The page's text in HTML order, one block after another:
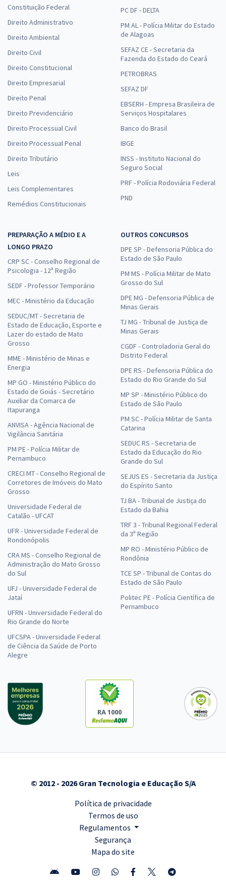
Constituição Federal
Direito Administrativo
Direito Ambiental
Direito Civil
Direito Constitucional
Direito Empresarial
Direito Penal
Direito Previdenciário
Direito Processual Civil
Direito Processual Penal
Direito Tributário
Leis
Leis Complementares
Remédios Constitucionais
PC DF - DELTA
PM AL - Polícia Militar do Estado
de Alagoas
SEFAZ CE - Secretaria da
Fazenda do Estado do Ceará
PETROBRAS
SEFAZ DF
EBSERH - Empresa Brasileira de
Serviços Hospitalares
Banco do Brasil
IBGE
INSS - Instituto Nacional do
Seguro Social
PRF - Polícia Rodoviária Federal
PND
PREPARAÇÃO A MÉDIO E A
LONGO PRAZO
CRP SC - Conselho Regional de
Psicologia - 12ª Região
SEDF - Professor Temporário
MEC - Ministério da Educação
SEDUC/MT - Secretaria de
Estado de Educação, Esporte e
Lazer do estado de Mato
Grosso
MME - Ministério de Minas e
Energia
MP GO - Ministério Público do
Estado de Goiás - Secretário
Auxiliar da Comarca de
Itapuranga
ANVISA - Agência Nacional de
Vigilância Sanitária
PM PE - Polícia Militar de
Pernambuco
CRECI MT - Conselho Regional de
Corretores de Imóveis do Mato
Grosso
Universidade Federal de
Catalão - UFCAT
UFR - Universidade Federal de
Rondonópolis
CRA MS - Conselho Regional de
Administração do Mato Grosso
do Sul
UFJ - Universidade Federal de
Jataí
UFRN - Universidade Federal do
Rio Grande do Norte
UFCSPA - Universidade Federal
de Ciência da Saúde de Porto
Alegre
OUTROS CONCURSOS
DPE SP - Defensoria Pública do
Estado de São Paulo
PM MS - Polícia Militar de Mato
Grosso do Sul
DPE MG - Defensoria Pública de
Minas Gerais
TJ MG - Tribunal de Justiça de
Minas Gerais
CGDF - Controladoria Geral do
Distrito Federal
DPE RS - Defensoria Pública do
Estado do Rio Grande do Sul
MP SP - Ministério Público do
Estado de São Paulo
PM SC - Polícia Militar de Santa
Catarina
SEDUC RS - Secretaria de
Estado da Educação do Rio
Grande do Sul
SEJUS ES - Secretaria da Justiça
do Espírito Santo
TJ BA - Tribunal de Justiça do
Estado da Bahia
TRF 3 - Tribunal Regional Federal
da 3ª Região
MP RO - Ministério Público de
Rondônia
TCE SP - Tribunal de Contas do
Estado de São Paulo
Politec PE - Polícia Científica de
Pernambuco
RA 1000
© 2012 - 2026 Gran Tecnologia e Educação S/A
Política de privacidade
Termos de uso
Regulamentos
Segurança
Mapa do site